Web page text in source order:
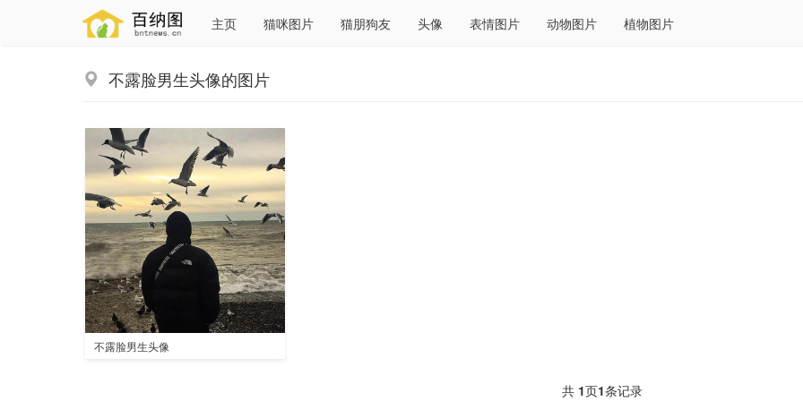
主页 猫咪图片 猫朋狗友 头像 表情图片 动物图片 植物图片
不露脸男生头像的图片
不露脸男生头像
共 1页1条记录